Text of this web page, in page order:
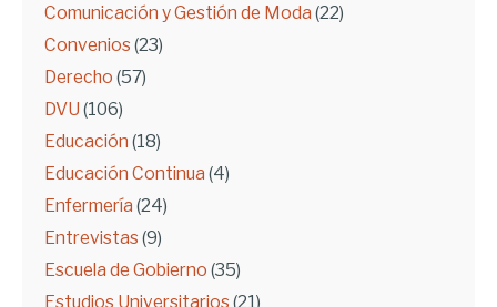
Comunicación y Gestión de Moda (22)
Convenios (23)
Derecho (57)
DVU (106)
Educación (18)
Educación Continua (4)
Enfermería (24)
Entrevistas (9)
Escuela de Gobierno (35)
Estudios Universitarios (21)